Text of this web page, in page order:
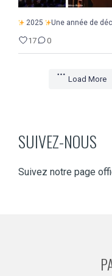
2025 Une année de
17 0
Load More
SUIVEZ-NOUS
Suivez notre page